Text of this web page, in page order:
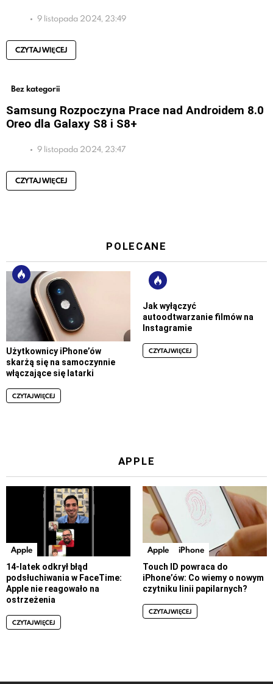
9 listopada 2024, 23:49
CZYTAJ WIĘCEJ
Bez kategorii
Samsung Rozpoczyna Prace nad Androidem 8.0
Oreo dla Galaxy S8 i S8+
9 listopada 2024, 23:47
CZYTAJ WIĘCEJ
POLECANE
Użytkownicy iPhone’ów
skarżą się na samoczynnie
włączające się latarki
CZYTAJ WIĘCEJ
Jak wyłączyć
autoodtwarzanie filmów na
Instagramie
CZYTAJ WIĘCEJ
APPLE
Apple
14-latek odkrył błąd
podsłuchiwania w FaceTime:
Apple nie reagowało na
ostrzeżenia
CZYTAJ WIĘCEJ
Apple iPhone
Touch ID powraca do
iPhone’ów: Co wiemy o nowym
czytniku linii papilarnych?
CZYTAJ WIĘCEJ